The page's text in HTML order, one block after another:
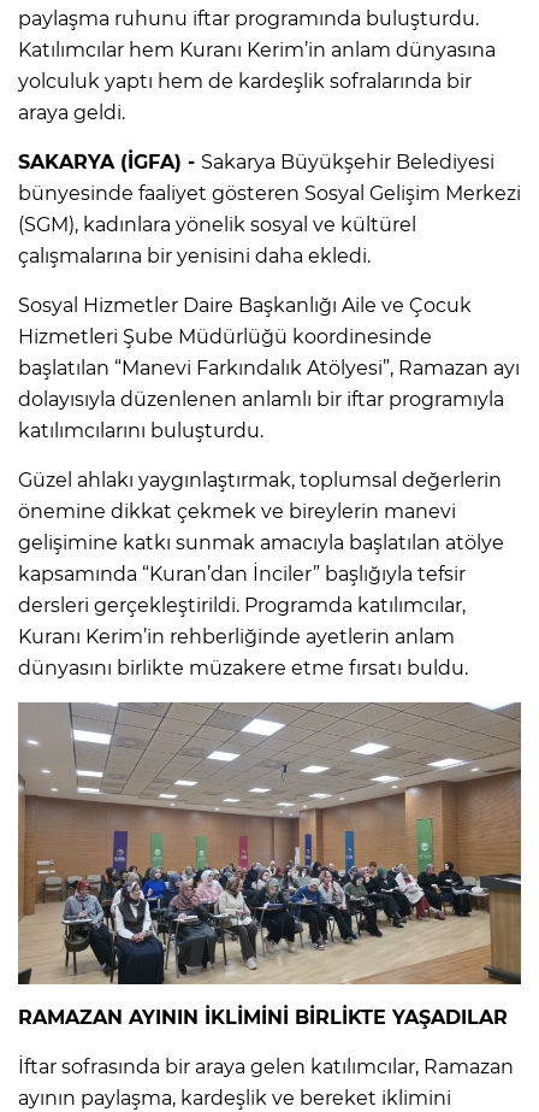
paylaşma ruhunu iftar programında buluşturdu.
Katılımcılar hem Kuranı Kerim’in anlam dünyasına
yolculuk yaptı hem de kardeşlik sofralarında bir
araya geldi.
SAKARYA (İGFA) - Sakarya Büyükşehir Belediyesi
bünyesinde faaliyet gösteren Sosyal Gelişim Merkezi
(SGM), kadınlara yönelik sosyal ve kültürel
çalışmalarına bir yenisini daha ekledi.
Sosyal Hizmetler Daire Başkanlığı Aile ve Çocuk
Hizmetleri Şube Müdürlüğü koordinesinde
başlatılan “Manevi Farkındalık Atölyesi”, Ramazan ayı
dolayısıyla düzenlenen anlamlı bir iftar programıyla
katılımcılarını buluşturdu.
Güzel ahlakı yaygınlaştırmak, toplumsal değerlerin
önemine dikkat çekmek ve bireylerin manevi
gelişimine katkı sunmak amacıyla başlatılan atölye
kapsamında “Kuran’dan İnciler” başlığıyla tefsir
dersleri gerçekleştirildi. Programda katılımcılar,
Kuranı Kerim’in rehberliğinde ayetlerin anlam
dünyasını birlikte müzakere etme fırsatı buldu.
RAMAZAN AYININ İKLİMİNİ BİRLİKTE YAŞADILAR
İftar sofrasında bir araya gelen katılımcılar, Ramazan
ayının paylaşma, kardeşlik ve bereket iklimini